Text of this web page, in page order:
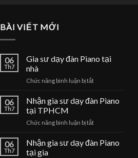
BÀI VIẾT MỚI
06
Th7
Gia sư dạy đàn Piano tại
nhà
Chức năng bình luận bị tắtở
dạy
Piano
nhà
06
Th7
Nhận gia sư dạy đàn Piano
tại TPHCM
Chức năng bình luận bị tắtở
gia
sư
06
Th7
Nhận gia sư dạy đàn Piano
tại gia